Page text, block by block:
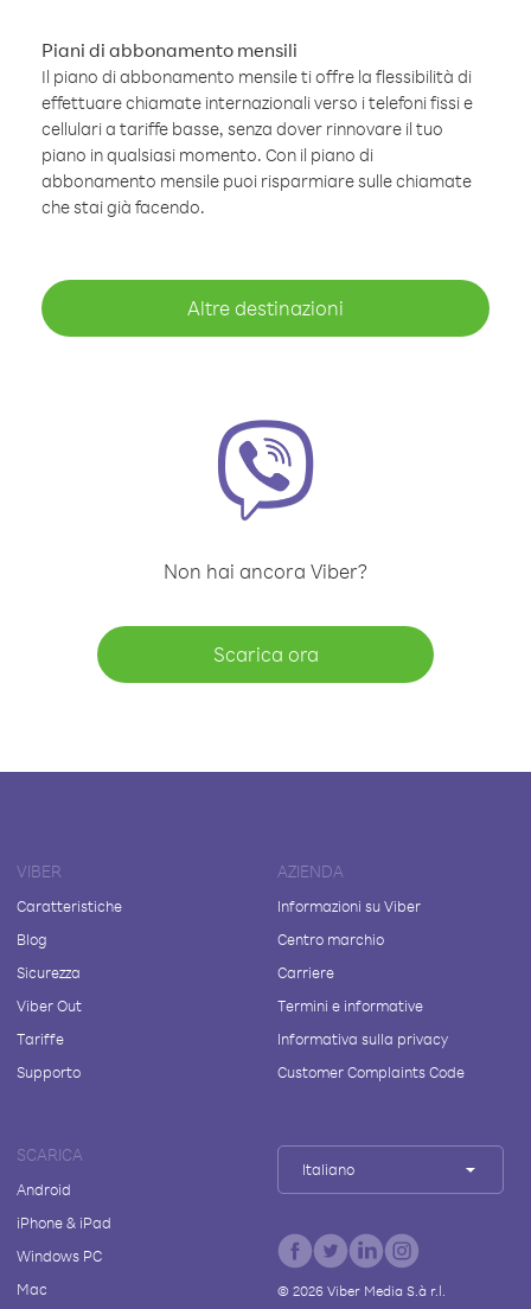
Piani di abbonamento mensili
Il piano di abbonamento mensile ti offre la flessibilità di
effettuare chiamate internazionali verso i telefoni fissi e
cellulari a tariffe basse, senza dover rinnovare il tuo
piano in qualsiasi momento. Con il piano di
abbonamento mensile puoi risparmiare sulle chiamate
che stai già facendo.
Altre destinazioni
Non hai ancora Viber?
Scarica ora
VIBER
Caratteristiche
Blog
Sicurezza
Viber Out
Tariffe
Supporto
AZIENDA
Informazioni su Viber
Centro marchio
Carriere
Termini e informative
Informativa sulla privacy
Customer Complaints Code
SCARICA
Android
iPhone & iPad
Windows PC
Mac
Italiano
© 2026Viber Media S.à r.l.